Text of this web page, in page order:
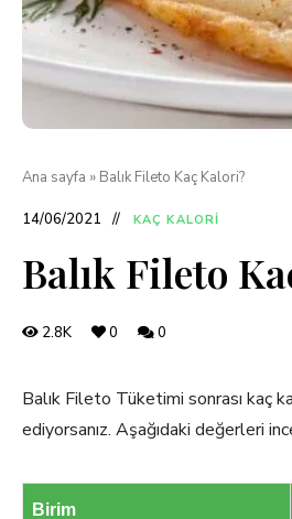
Ana sayfa » Balık Fileto Kaç Kalori?
14/06/2021 KAÇ KALORI
Balık Fileto
2.8K 0 0
Balık Fileto Tüketimi sonrası kaç
ediyorsanız. Aşağıdaki değerleri
Birim